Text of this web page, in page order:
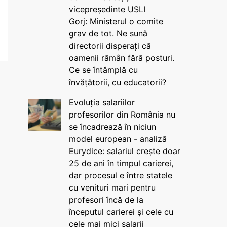
vicepreședinte USLI
Gorj: Ministerul o comite
grav de tot. Ne sună
directorii disperați că
oamenii rămân fără posturi.
Ce se întâmplă cu
învățătorii, cu educatorii?
Evoluția salariilor
profesorilor din România nu
se încadrează în niciun
model european - analiză
Eurydice: salariul crește doar
25 de ani în timpul carierei,
dar procesul e între statele
cu venituri mari pentru
profesori încă de la
începutul carierei și cele cu
cele mai mici salarii